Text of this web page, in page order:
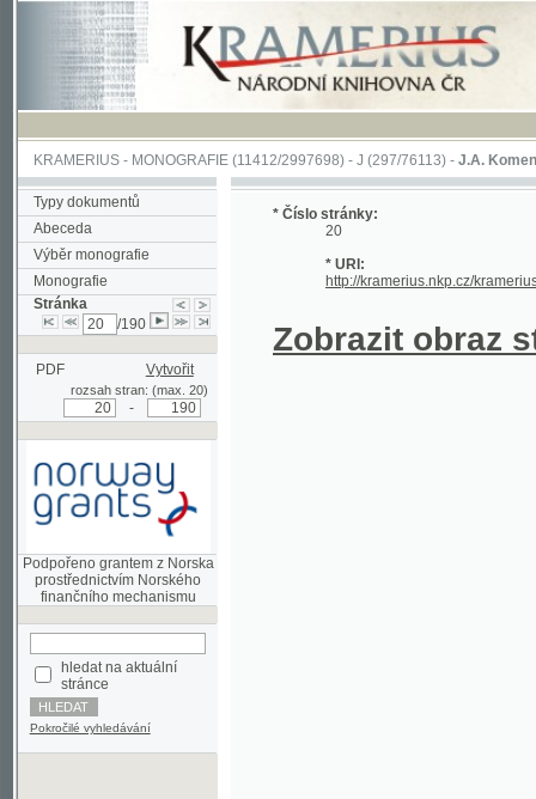
KRAMERIUS-MONOGRAFIE(11412/2997698) -J (297/76113)-J.A. Komenského
Typy dokumentů
Abeceda
Výběr monografie
Monografie
Stránka
/190
PDF Vytvořit
rozsah stran: (max. 20)
Podpořeno grantem z Norska
prostřednictvím Norského
hledat na aktuální
stránce
Pokročilé vyhledávání
* Číslo stránky:
20
* URI:
http://kramerius.nkp.cz/kramerius/